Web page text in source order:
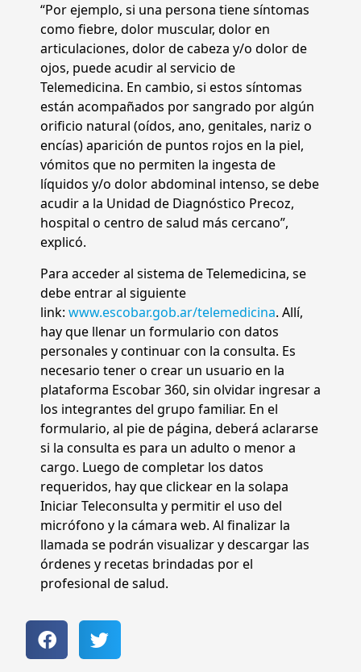
“Por ejemplo, si una persona tiene síntomas
como fiebre, dolor muscular, dolor en
articulaciones, dolor de cabeza y/o dolor de
ojos, puede acudir al servicio de
Telemedicina. En cambio, si estos síntomas
están acompañados por sangrado por algún
orificio natural (oídos, ano, genitales, nariz o
encías) aparición de puntos rojos en la piel,
vómitos que no permiten la ingesta de
líquidos y/o dolor abdominal intenso, se debe
acudir a la Unidad de Diagnóstico Precoz,
hospital o centro de salud más cercano”,
explicó.
Para acceder al sistema de Telemedicina, se
debe entrar al siguiente
link: www.escobar.gob.ar/telemedicina. Allí,
hay que llenar un formulario con datos
personales y continuar con la consulta. Es
necesario tener o crear un usuario en la
plataforma Escobar 360, sin olvidar ingresar a
los integrantes del grupo familiar. En el
formulario, al pie de página, deberá aclararse
si la consulta es para un adulto o menor a
cargo. Luego de completar los datos
requeridos, hay que clickear en la solapa
Iniciar Teleconsulta y permitir el uso del
micrófono y la cámara web. Al finalizar la
llamada se podrán visualizar y descargar las
órdenes y recetas brindadas por el
profesional de salud.